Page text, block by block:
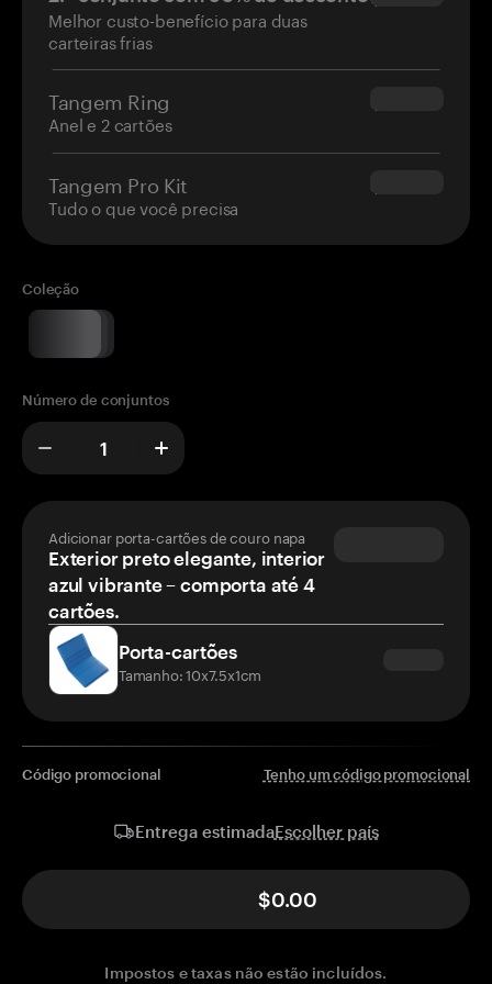
Melhor custo-benefício para duas
carteiras frias
Tangem Ring
Anel e 2 cartões
$160.00
Tangem Pro Kit
Tudo o que você precisa
$180.00
Coleção
Número de conjuntos
Adicionar porta-cartões de couro napa
Exterior preto elegante, interior
azul vibrante – comporta até 4
cartões.
Porta-cartões
Tamanho: 10x7.5x1cm
Código promocional Tenho um código promocional
Entrega estimadaEscolher país
$0.00
Impostos e taxas não estão incluídos.